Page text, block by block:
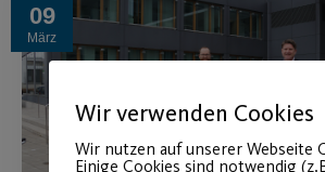
09
März
Wir verwenden Cookies
Wir nutzen auf unserer Webseite
Einige Cookies sind notwendig